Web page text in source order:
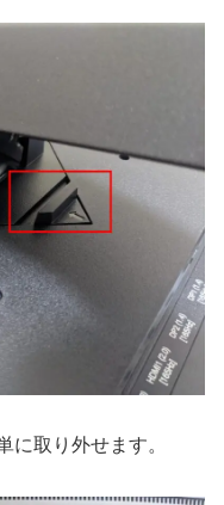
に取り外せます。